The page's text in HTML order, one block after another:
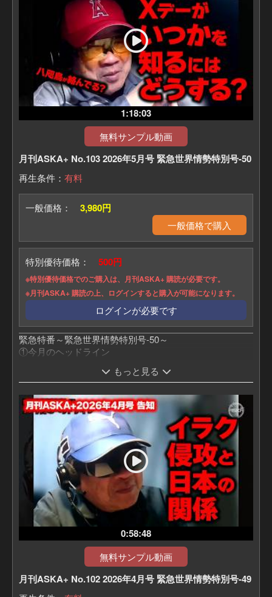
1:18:03
無料サンプル動画
月刊ASKA+ No.103 2026年5月号 緊急世界情勢特別号-50
再生条件： 有料
一般価格： 3,980円
一般価格で購入
特別優待価格： 500円
※特別優待価格でのご購入は、月刊ASKA+ 購読が必要です。
※月刊ASKA+ 購読の上、ログインすると購入が可能になります。
ログインが必要です
緊急特番～緊急世界情勢特別号-50～
①今月のヘッドライン
③無事乗り越えた4月6・7日
⑤新たなXデー!? これから決まる宮城・岩手ご訪問の日
⑥日月神示に新発見!? 記された「とどめの最後」の意味
⑦八咫烏が決める!? 巨大地震と大噴火
⑧原因は日本!? ホルムズ海峡と世界のこれから
もっと見る
0:58:48
無料サンプル動画
月刊ASKA+ No.102 2026年4月号 緊急世界情勢特別号-49